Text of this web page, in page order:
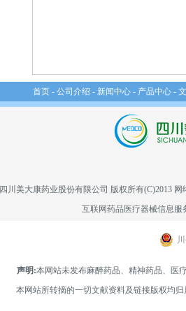
首页- 公司介绍 -新闻中心- 产品中心-
四川美大康药业股份有限公司 版权所有(C)2013 网
互联网药品医疗器械信息服
声明:本网站未发布麻醉药品、精神药品、医
本网站所转摘的一切文献资料及链接版权均归